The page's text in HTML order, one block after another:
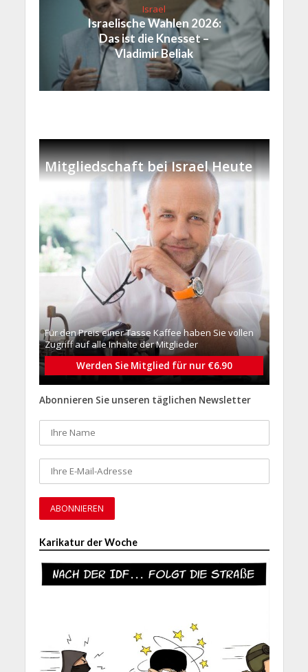
Israel
Israelische Wahlen 2026:
Das ist die Knesset –
Vladimir Beliak
Mitgliedschaft bei Israel Heute
Für den Preis einer Tasse Kaffee haben Sie vollen
Zugriff auf alle Inhalte der Mitglieder
Werden Sie Mitglied für nur €6.90
Abonnieren Sie unseren täglichen Newsletter
Karikatur der Woche